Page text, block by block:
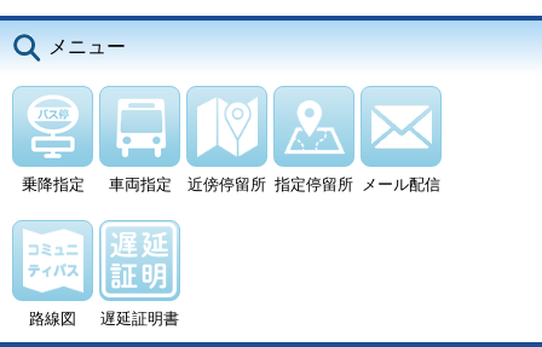
メニュー
乗降指定 車両指定 近傍停留所 指定停留所 メール配信
路線図 遅延証明書